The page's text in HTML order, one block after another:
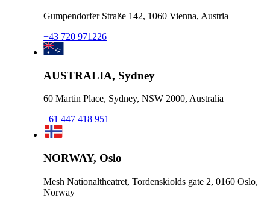
Gumpendorfer Straße 142, 1060 Vienna, Austria
+43 720 971226
AUSTRALIA, Sydney
60 Martin Place, Sydney, NSW 2000, Australia
+61 447 418 951
NORWAY, Oslo
Mesh Nationaltheatret, Tordenskiolds gate 2, 0160 Oslo,
Norway